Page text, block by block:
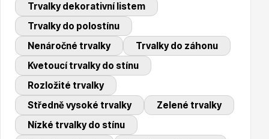
Bylinky do kuchyně
Živé ploty
Trvalky dekorativní listem
Trvalky do polostínu
Nenáročné trvalky
Trvalky do záhonu
Kvetoucí trvalky do stínu
Rozložité trvalky
Středně vysoké trvalky
Zelené trvalky
Nízké trvalky do stínu